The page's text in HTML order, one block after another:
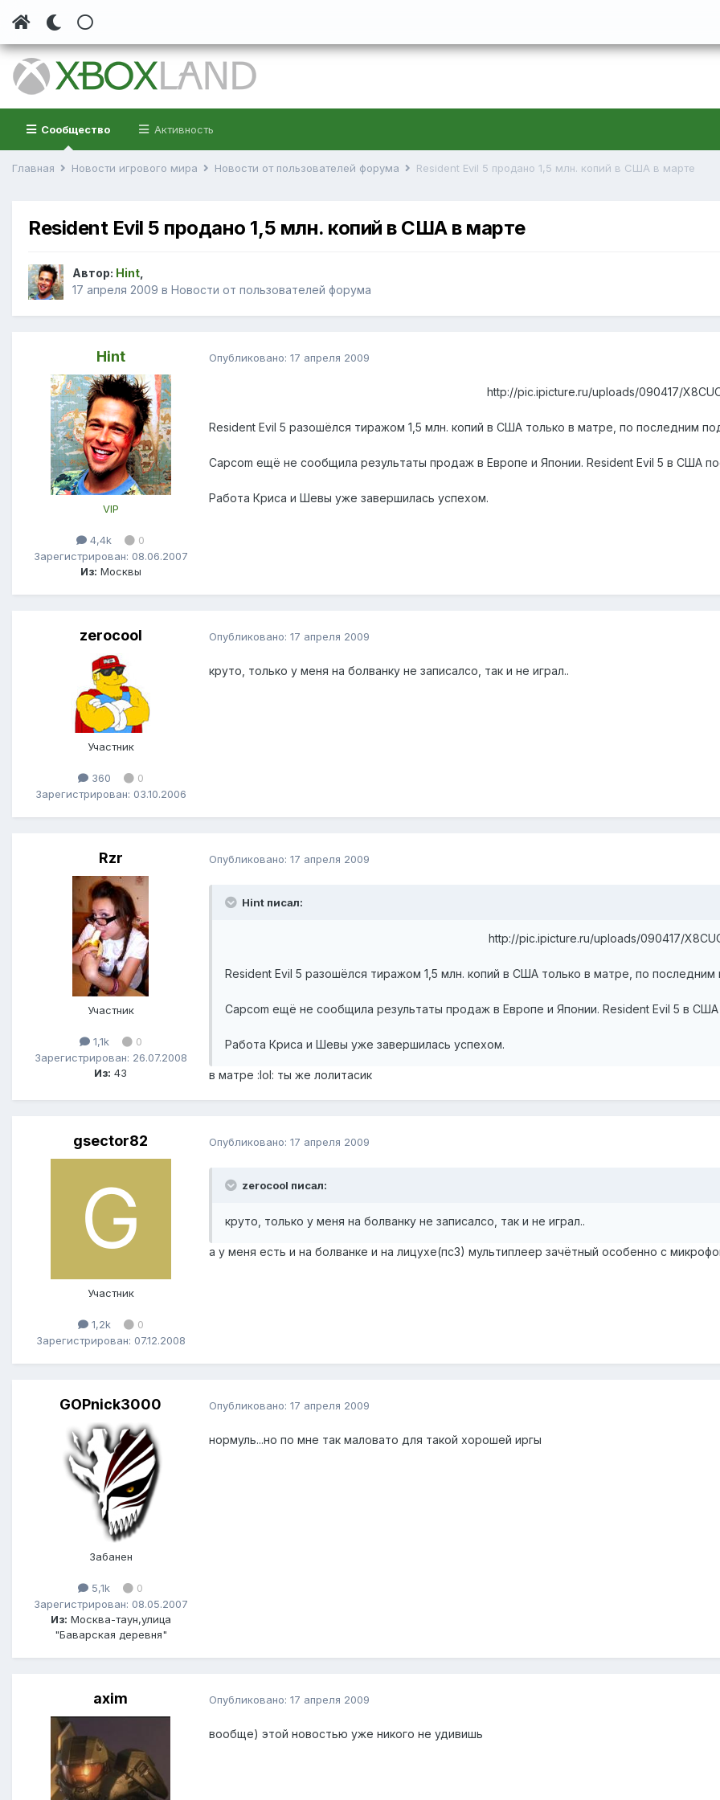
Сообщество Активность
Главная Новости игрового мира Новости от пользователей форума Resident Evil 5 продано 1,5 млн. копий в США в марте
Resident Evil 5 продано 1,5 млн. копий в США в марте
Автор: Hint
17 апреля 2009 в Новости от пользователей форума
Hint
VIP
4,4k
0
Зарегистрирован: 08.06.2007
Из: Москвы
Опубликовано: 17 апреля 2009
http://pic.ipicture.ru/uploads/090417/
Resident Evil 5 разошёлся тиражом 1,5 млн. копий в США только в матре, по последним
Capcom ещё не сообщила результаты продаж в Европе и Японии. Resident Evil 5 в США
Работа Криса и Шевы уже завершилась успехом.
zerocool
Участник
360
0
Зарегистрирован: 03.10.2006
Опубликовано: 17 апреля 2009
круто, только у меня на болванку не записалсо, так и не играл..
Rzr
Участник
1,1k
0
Зарегистрирован: 26.07.2008
Из: 43
Опубликовано: 17 апреля 2009
Hint писал:
http://pic.ipicture.ru/uploads/090417/
Resident Evil 5 разошёлся тиражом 1,5 млн. копий в США только в матре, по последним
Capcom ещё не сообщила результаты продаж в Европе и Японии. Resident Evil 5 в США
Работа Криса и Шевы уже завершилась успехом.
в матре :lol: ты же лолитасик
gsector82
Участник
1,2k
0
Зарегистрирован: 07.12.2008
Опубликовано: 17 апреля 2009
zerocool писал:
круто, только у меня на болванку не записалсо, так и не играл..
а у меня есть и на болванке и на лицухе(пс3) мультиплеер зачётный особенно с
GOPnick3000
Забанен
5,1k
0
Зарегистрирован: 08.05.2007
Из: Москва-таун,улица
"Баварская деревня"
Опубликовано: 17 апреля 2009
нормуль...но по мне так маловато для такой хорошей иргы
axim Опубликовано: 17 апреля 2009
вообще) этой новостью уже никого не удивишь